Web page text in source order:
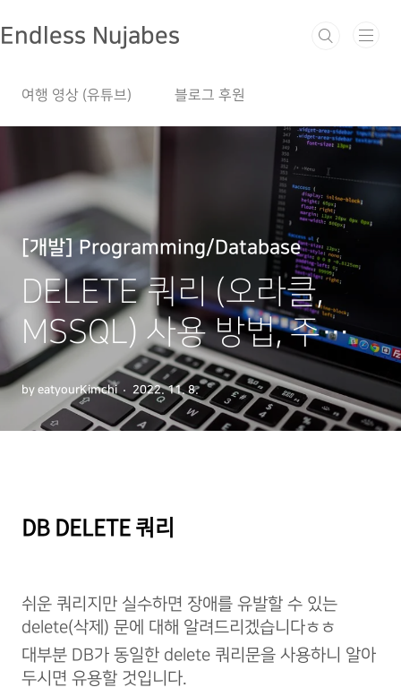
Endless Nujabes
여행 영상 (유튜브) 블로그 후원
[개발] Programming/Database
DELETE 쿼리 (오라클,
MSSQL) 사용 방법, 주의
사항
by eatyourKimchi 2022. 11. 8.
DB DELETE 쿼리
쉬운 쿼리지만 실수하면 장애를 유발할 수 있는
delete(삭제) 문에 대해 알려드리겠습니다ㅎㅎ
대부분 DB가 동일한 delete 쿼리문을 사용하니 알아
두시면 유용할 것입니다.